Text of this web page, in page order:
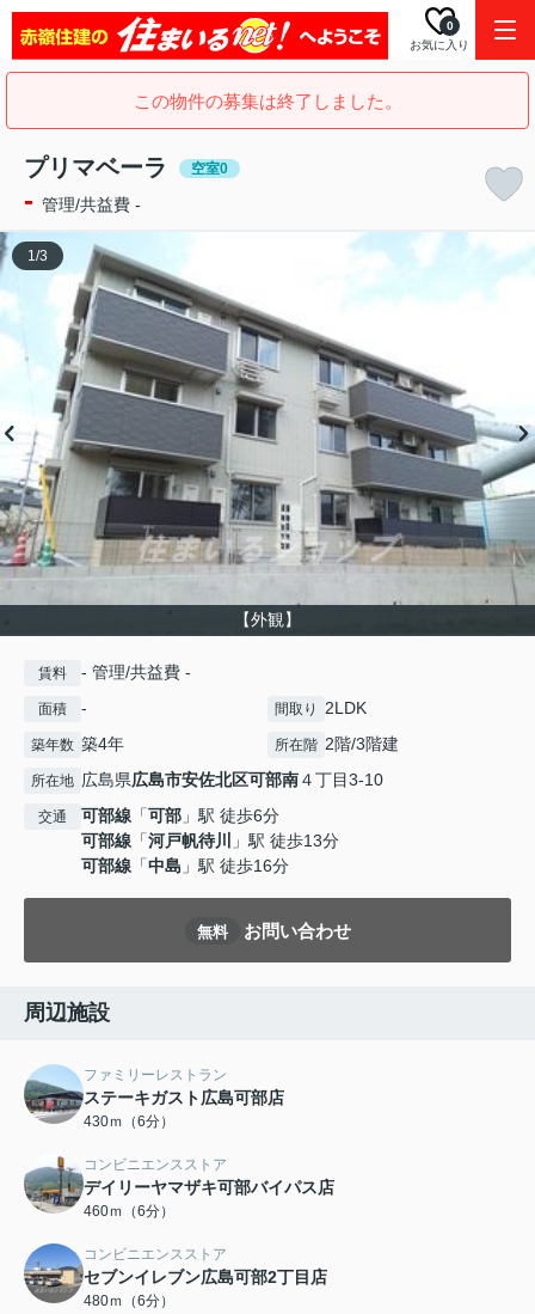
お気に入り
0
この物件の募集は終了しました。
プリマベーラ 空室0
- 管理/共益費 -
【外観】
1/3
賃料 - 管理/共益費 -
面積 - 間取り 2LDK
築年数 築4年 所在階 2階/3階建
所在地 広島県広島市安佐北区可部南４丁目3-10
交通 可部線 「可部 」駅 徒歩6分
可部線 「河戸帆待川
」駅 徒歩13分
可部線 「中島 」駅 徒歩16分
無料 お問い合わせ
周辺施設
ファミリーレストラン
ステーキガスト広島可部店
430ｍ（6分）
コンビニエンスストア
デイリーヤマザキ可部バイパス店
460ｍ（6分）
コンビニエンスストア
セブンイレブン広島可部2丁目店
480ｍ（6分）